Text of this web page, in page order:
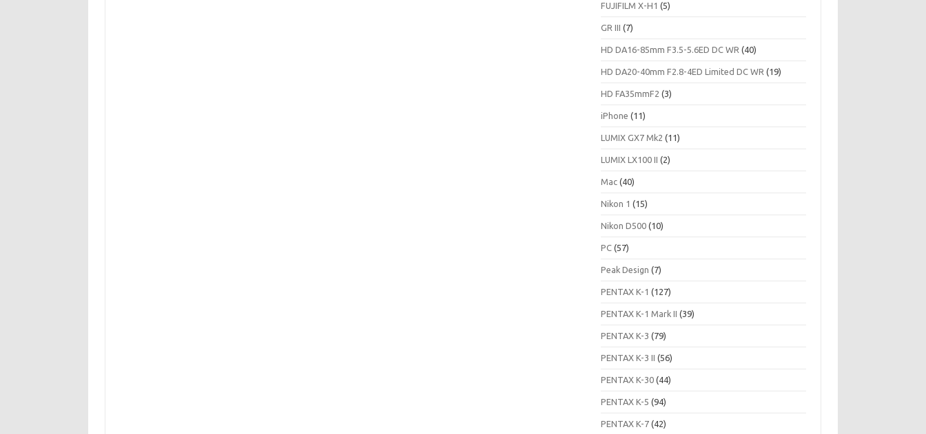
FUJIFILM X-H1 (5)
GR III (7)
HD DA16-85mm F3.5-5.6ED DC WR (40)
HD DA20-40mm F2.8-4ED Limited DC WR (19)
HD FA35mmF2 (3)
iPhone (11)
LUMIX GX7 Mk2 (11)
LUMIX LX100 II (2)
Mac (40)
Nikon 1 (15)
Nikon D500 (10)
PC (57)
Peak Design (7)
PENTAX K-1 (127)
PENTAX K-1 Mark II (39)
PENTAX K-3 (79)
PENTAX K-3 II (56)
PENTAX K-30 (44)
PENTAX K-5 (94)
PENTAX K-7 (42)